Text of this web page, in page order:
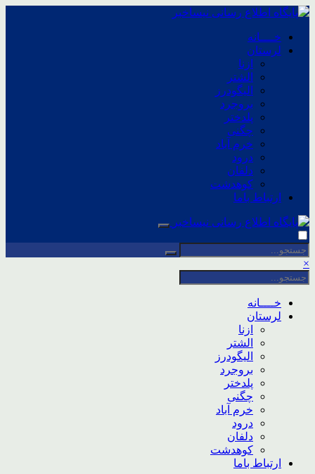
خــــانه
لرستان
ازنا
الشتر
الیگودرز
بروجرد
پلدختر
چگنی
خرم آباد
درود
دلفان
کوهدشت
ارتباط باما
×
خــــانه
لرستان
ازنا
الشتر
الیگودرز
بروجرد
پلدختر
چگنی
خرم آباد
درود
دلفان
کوهدشت
ارتباط باما